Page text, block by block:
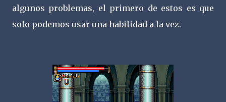
algunos problemas, el primero de estos es que
solo podemos usar una habilidad a la vez.